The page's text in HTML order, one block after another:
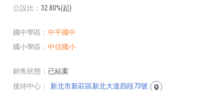
公設比
32.80%(起)
國中學區
中平國中
國小學區
中信國小
銷售狀態
已結案
接待中心
新北市新莊區新北大道四段73號